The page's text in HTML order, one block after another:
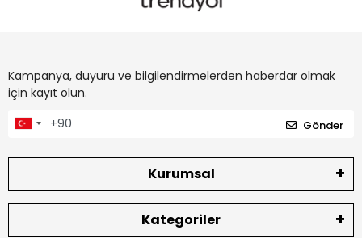
Kampanya, duyuru ve bilgilendirmelerden haberdar olmak
için kayıt olun.
Gönder
Kurumsal
Kategoriler